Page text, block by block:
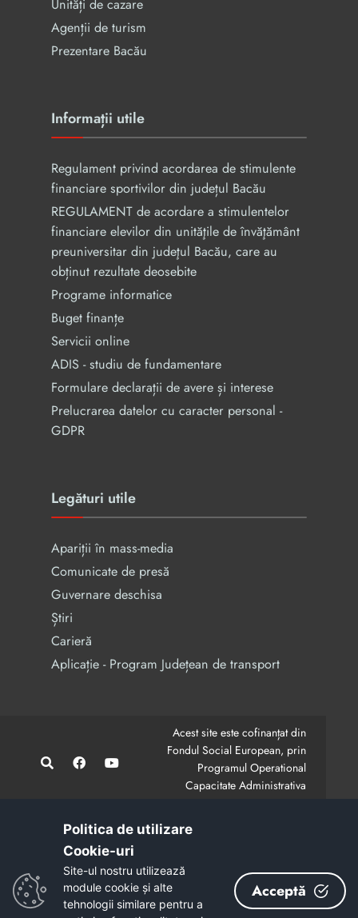
Unități de cazare
Agenții de turism
Prezentare Bacău
Informații utile
Regulament privind acordarea de stimulente
financiare sportivilor din județul Bacău
REGULAMENT de acordare a stimulentelor
financiare elevilor din unităţile de învăţământ
preuniversitar din judeţul Bacău, care au
obținut rezultate deosebite
Programe informatice
Buget finanțe
Servicii online
ADIS - studiu de fundamentare
Formulare declarații de avere și interese
Prelucrarea datelor cu caracter personal -
GDPR
Legături utile
Apariții în mass-media
Comunicate de presă
Guvernare deschisa
Știri
Carieră
Aplicație - Program Județean de transport
Acest site este cofinanțat din
Fondul Social European, prin
Programul Operational
Capacitate Administrativa
CodMySmis/Sipoca: 128880/652;
Conținutul acestui site web nu reprezintă în mod
obligatoriu poziția oficială a Uniunii Europene.
Întreaga responsabilitate asupra corectitudinii și
coerenței informațiilor prezentate revine inițiatorilor site-
Politica de utilizare
Cookie-uri‎
Site-ul nostru utilizează
module cookie și alte
tehnologii similare pentru a
Acceptă